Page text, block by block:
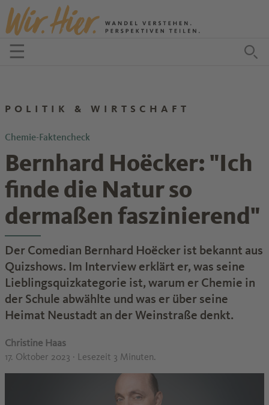
Zum Inhalt springen
☰Menü öffnen
POLITIK & WIRTSCHAFT
Chemie-Faktencheck
Bernhard Hoëcker: "Ich
finde die Natur so
dermaßen faszinierend"
Der Comedian Bernhard Hoëcker ist bekannt aus
Quizshows. Im Interview erklärt er, was seine
Lieblingsquizkategorie ist, warum er Chemie in
der Schule abwählte und was er über seine
Heimat Neustadt an der Weinstraße denkt.
Christine Haas
17. Oktober 2023 · Lesezeit 3 Minuten.